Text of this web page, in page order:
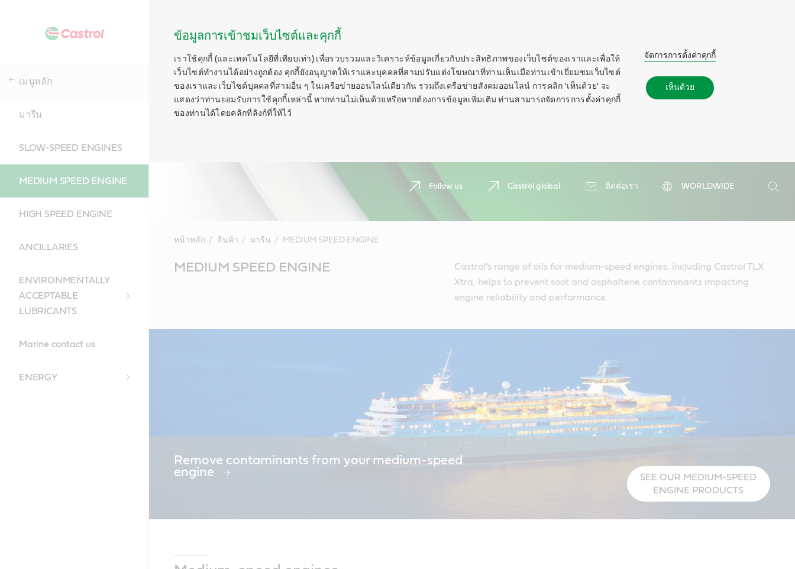
ข้อมูลการเข้าชมเว็บไซต์และคุกกี้
เราใช้คุกกี้ (และเทคโนโลยีที่เทียบเท่า) เพื่อรวบรวมและวิเคราะห์ข้อมูลเกี่ยวกับประสิทธิภาพของเว็บไซต์ของเราและเพื่อให้
เว็บไซต์ทำงานได้อย่างถูกต้อง คุกกี้ยังอนุญาตให้เราและบุคคลที่สามปรับแต่งโฆษณาที่ท่านเห็นเมื่อท่านเข้าเยี่ยมชมเว็บไซต์
ของเราและเว็บไซต์บุคคลที่สามอื่น ๆ ในเครือข่ายออนไลน์เดียวกัน รวมถึงเครือข่ายสังคมออนไลน์ การคลิก 'เห็นด้วย' จะ
แสดงว่าท่านยอมรับการใช้คุกกี้เหล่านี้ หากท่านไม่เห็นด้วยหรือหากต้องการข้อมูลเพิ่มเติม ท่านสามารถจัดการการตั้งค่าคุกกี้
ของท่านได้โดยคลิกที่ลิงก์ที่ให้ไว้
จัดการการตั้งค่าคุกกี้
เห็นด้วย
Follow us Castrol global ติดต่อเรา
WORLDWIDE
ค้นหา
เมนูหลัก
มารีน
SLOW-SPEED ENGINES
MEDIUM SPEED ENGINE
HIGH SPEED ENGINE
ANCILLARIES
ENVIRONMENTALLY
ACCEPTABLE
LUBRICANTS
Marine contact us
ENERGY
หน้าหลัก สินค้า มารีน MEDIUM SPEED ENGINE
ContentMEDIUM SPEED ENGINE
Castrol’s range of oils for medium-speed engines, including Castrol TLX
Xtra, helps to prevent soot and asphaltene contaminants impacting
engine reliability and performance.
Remove contaminants from your medium-speed
engine
SEE OUR MEDIUM-SPEED
ENGINE PRODUCTS